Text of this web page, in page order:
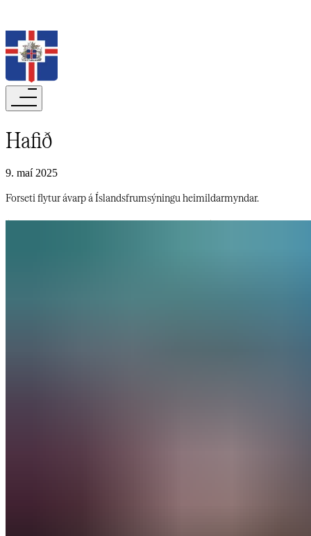
Hafið​​​​‌ ‍ ​‍​‍‌‍ ‌ ​‍‌‍‍‌‌‍‌ ‌‍‍‌‌‍ ‍​‍​‍​ ‍‍​‍​‍‌ ​ ‌‍​‌‌‍ ‍‌‍‍‌‌ ‌​‌ ‍‌​‍ ‍‌‍‍‌‌‍ ​‍​‍​‍ ​​‍​‍‌‍‍​‌ ​‍‌‍‌‌‌‍‌‍​‍​‍​ ‍‍​‍​‍‌‍‍​‌ ‌​‌ ‌​‌ ​​‌ ​ ​‍ ​‍ ‌‍‌‍‌‍ ‌ ​‍‌ ​ ‌‍‌‌‌ ‌​‌‍‍‌​‍ ‌‌‍‍‌‌ ​ ‌‍ ​‌‍​‌‌‍ ‍‌‍‌​‌ ​ ​‍ ‍‌ ‌‍‌‍‌‌‌ ​‍‌‍​ ‌‍‌‌‌‍ ​​‍ ‍‌‍​‌‌ ​​‌ ​​​‍ ‌ ​ ‌ ‌​‌ ‌‌‌‍‌​‌‍‍‌‌‍ ​‍ ‌‍‍‌‌‍ ‍‌ ‌​‌‍‌‌‌‍ ‍‌ ‌​​‍ ‌‍‌‌‌‍‌​‌‍‍‌‌ ‌​​‍ ‌‍ ‌‌‍ ‌‍‌​‌‍‌‌​ ‌‌ ​​‌ ​‍‌‍‌‌‌ ​ ‌‍‌‌‌‍ ‍‌ ‌​‌‍​‌‌ ‌​‌‍‍‌‌‍ ‌‍ ‍​ ‍ ‌‍‍‌‌‍‌​​ ‌‌ ​ ‌​‍‌‌​‌​‌‍‍​‌​​‌‌‍‌​‌‍​ ​ ‌‌‌‌‌​‌​​ ‌‌‍​‌‌​ ‌‌‌‌‌​‍‌​ ‌​‌​ ‌​ ​ ‌‌​ ‌‌‌​‌‌‌‍‌​‍‌‌​ ​​ ‍ ‌ ‌​‌ ‍‌‌ ​​‌‍‌‌​ ‌‌‍ ‍‌‍‌‌‌ ‌ ‌ ​ ​ ‍ ‌ ​​‌‍​‌‌ ‌​‌‍‍​​ ‌‌ ‌​‌‍‍‌‌ ‌​‌‍ ​‌‍‌‌​ ‌‍​‍‌‍​‌‌ ​ ‌‍‌‌‌‌‌‌‌ ​‍‌‍ ​​ ‌‌‍‍​‌ ‌​‌ ‌​‌ ​​‌ ​ ​‍‌‌​ ​‍‌​‌‍​‍‌‌​ ​‍‌​‌‍‌‍‌‍‌‍ ‌ ​‍‌ ​ ‌‍‌‌‌ ‌​‌‍‍‌​‍ ‌‌‍‍‌‌ ​ ‌‍ ​‌‍​‌‌‍ ‍‌‍‌​‌ ​ ​‍ ‍‌ ‌‍‌‍‌‌‌ ​‍‌‍​ ‌‍‌‌‌‍ ​​‍ ‍‌‍​‌‌ ​​‌ ​​​‍‌‌​ ​‍‌​‌‍‌ ​ ‌ ‌​‌ ‌‌‌‍‌​‌‍‍‌‌‍ ​‍‌‍‌‍‍‌‌‍‌​​ ‌‌ ​ ‌​‍‌‌​‌​‌‍‍​‌​​‌‌‍‌​‌‍​ ​ ‌‌‌‌‌​‌​​ ‌‌‍​‌‌​ ‌‌‌‌‌​‍‌​ ‌​‌​ ‌​ ​ ‌‌​ ‌‌‌​‌‌‌‍‌​‍‌‌​ ​​‍‌‍‌ ‌​‌ ‍‌‌ ​​‌‍‌‌​ ‌‌‍ ‍‌‍‌‌‌ ‌ ‌ ​ ​‍‌‍‌ ​​‌‍​‌‌ ‌​‌‍‍​​ ‌‌ ‌​‌‍‍‌‌ ‌​‌‍ ​‌‍‌‌​‍‌‍‌ ​​‌‍‌‌‌ ​‍‌ ​ ‌ ​​‌‍‌‌‌‍​ ‌ ‌​‌‍‍‌‌ ‌‍‌‍‌‌​ ‌‌ ​​‌ ‌‌‌‍​‍‌‍ ​‌‍‍‌‌ ​ ‌‍‍​‌‍‌‌‌‍‌​​‍​‍‌ ‌
9. maí 2025
Forseti flytur ávarp á Íslandsfrumsýningu heimildarmyndar.​​​​‌ ‍ ​‍​‍‌‍ ‌ ​‍‌‍‍‌‌‍‌ ‌‍‍‌‌‍ ‍​‍​‍​ ‍‍​‍​‍‌ ​ ‌‍​‌‌‍ ‍‌‍‍‌‌ ‌​‌ ‍‌​‍ ‍‌‍‍‌‌‍ ​‍​‍​‍ ​​‍​‍‌‍‍​‌ ​‍‌‍‌‌‌‍‌‍​‍​‍​ ‍‍​‍​‍‌‍‍​‌ ‌​‌ ‌​‌ ​​‌ ​ ​‍ ​‍ ‌‍‌‍‌‍ ‌ ​‍‌ ​ ‌‍‌‌‌ ‌​‌‍‍‌​‍ ‌‌‍‍‌‌ ​ ‌‍ ​‌‍​‌‌‍ ‍‌‍‌​‌ ​ ​‍ ‍‌ ‌‍‌‍‌‌‌ ​‍‌‍​ ‌‍‌‌‌‍ ​​‍ ‍‌‍​‌‌ ​​‌ ​​​‍ ‌ ​ ‌ ‌​‌ ‌‌‌‍‌​‌‍‍‌‌‍ ​‍ ‌‍‍‌‌‍ ‍‌ ‌​‌‍‌‌‌‍ ‍‌ ‌​​‍ ‌‍‌‌‌‍‌​‌‍‍‌‌ ‌​​‍ ‌‍ ‌‌‍ ‌‍‌​‌‍‌‌​ ‌‌ ​​‌ ​‍‌‍‌‌‌ ​ ‌‍‌‌‌‍ ‍‌ ‌​‌‍​‌‌ ‌​‌‍‍‌‌‍ ‌‍ ‍​ ‍ ‌‍‍‌‌‍‌​​ ‌‌ ​ ‌​‍‌‌​‌​‌‍‍​‌​​‌‌‍‌​‌‍​ ​ ‌‌‌‌‌​‌​​ ‌‌‍​‌‌​ ‌‌‌‌‌​‍‌​ ‌​‌​ ‌​ ​ ‌‌​ ‌‌‌​‌‌‌‍‌​‍‌‌​ ​​ ‍ ‌ ‌​‌ ‍‌‌ ​​‌‍‌‌​ ‌‌‍ ‍‌‍‌‌‌ ‌ ‌ ​ ​ ‍ ‌ ​​‌‍​‌‌ ‌​‌‍‍​​ ‌‌‍‌​‌‍‌‌‌ ​ ‌‍​ ‌ ​‍‌‍‍‌‌ ​​‌ ‌​‌‍‍‌‌‍ ‌‍ ‍​ ‌‍​‍‌‍​‌‌ ​ ‌‍‌‌‌‌‌‌‌ ​‍‌‍ ​​ ‌‌‍‍​‌ ‌​‌ ‌​‌ ​​‌ ​ ​‍‌‌​ ​‍‌​‌‍​‍‌‌​ ​‍‌​‌‍‌‍‌‍‌‍ ‌ ​‍‌ ​ ‌‍‌‌‌ ‌​‌‍‍‌​‍ ‌‌‍‍‌‌ ​ ‌‍ ​‌‍​‌‌‍ ‍‌‍‌​‌ ​ ​‍ ‍‌ ‌‍‌‍‌‌‌ ​‍‌‍​ ‌‍‌‌‌‍ ​​‍ ‍‌‍​‌‌ ​​‌ ​​​‍‌‌​ ​‍‌​‌‍‌ ​ ‌ ‌​‌ ‌‌‌‍‌​‌‍‍‌‌‍ ​‍‌‍‌‍‍‌‌‍‌​​ ‌‌ ​ ‌​‍‌‌​‌​‌‍‍​‌​​‌‌‍‌​‌‍​ ​ ‌‌‌‌‌​‌​​ ‌‌‍​‌‌​ ‌‌‌‌‌​‍‌​ ‌​‌​ ‌​ ​ ‌‌​ ‌‌‌​‌‌‌‍‌​‍‌‌​ ​​‍‌‍‌ ‌​‌ ‍‌‌ ​​‌‍‌‌​ ‌‌‍ ‍‌‍‌‌‌ ‌ ‌ ​ ​‍‌‍‌ ​​‌‍​‌‌ ‌​‌‍‍​​ ‌‌‍‌​‌‍‌‌‌ ​ ‌‍​ ‌ ​‍‌‍‍‌‌ ​​‌ ‌​‌‍‍‌‌‍ ‌‍ ‍​‍‌‍‌ ​​‌‍‌‌‌ ​‍‌ ​ ‌ ​​‌‍‌‌‌‍​ ‌ ‌​‌‍‍‌‌ ‌‍‌‍‌‌​ ‌‌ ​​‌ ‌‌‌‍​‍‌‍ ​‌‍‍‌‌ ​ ‌‍‍​‌‍‌‌‌‍‌​​‍​‍‌ ‌